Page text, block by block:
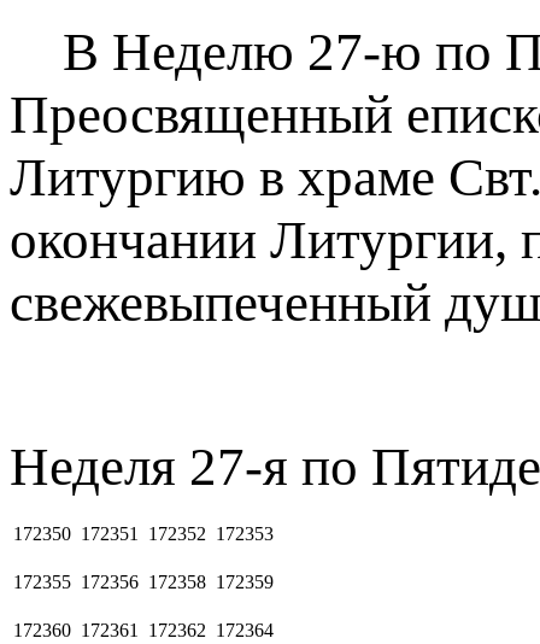
В Неделю 27-ю по
Преосвященный
Литургию в храме
окончании Литургии,
свежевыпеченный
Неделя 27-я по
172350 172351 172352 172353
172355 172356 172358 172359
172360 172361 172362 172364